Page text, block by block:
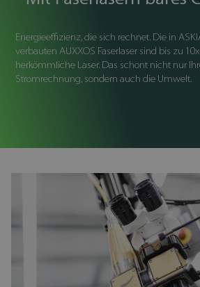
Energieeffizienz, die sich rechnet. Die in
verbauten AUXXOS Faserlaser sind bis zu
herkömmliche Laser. Das schont nicht nur
Stromrechnung, sondern auch die Umwelt.